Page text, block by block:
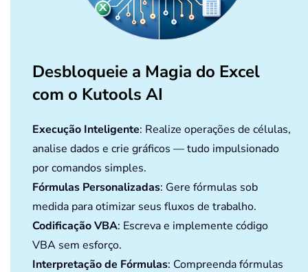
Desbloqueie a Magia do Excel
com o Kutools AI
Execução Inteligente: Realize operações de células,
analise dados e crie gráficos — tudo impulsionado
por comandos simples.
Fórmulas Personalizadas: Gere fórmulas sob
medida para otimizar seus fluxos de trabalho.
Codificação VBA: Escreva e implemente código
VBA sem esforço.
Interpretação de Fórmulas: Compreenda fórmulas